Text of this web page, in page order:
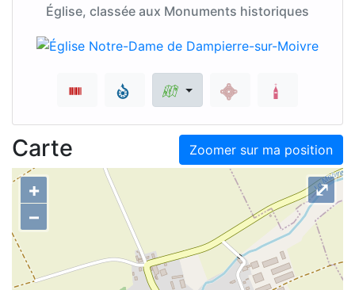
Église, classée aux Monuments historiques
Zoomer sur ma position
Carte
+
–
⤢